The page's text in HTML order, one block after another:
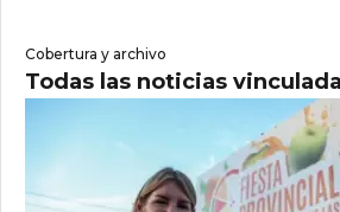
Cobertura y archivo
Todas las noticias